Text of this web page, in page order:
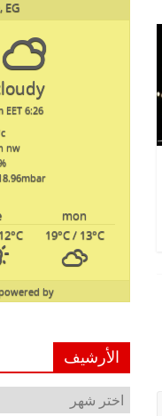
EG
6:26 am
EET
nw
mbar
mon
19°C/ 13°C
°C
by
الأرشيف
الأرشيف